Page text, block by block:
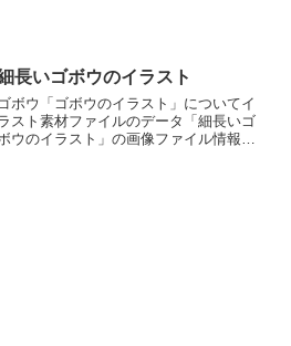
長いゴボウのイラスト
ゴボウ「ゴボウのイラスト」についてイ
スト素材ファイルのデータ「細長いゴ
ウのイラスト」の画像ファイル情報フ